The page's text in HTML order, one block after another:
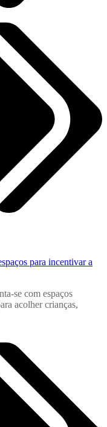
para incentivar a
se com espaços
acolher crianças,